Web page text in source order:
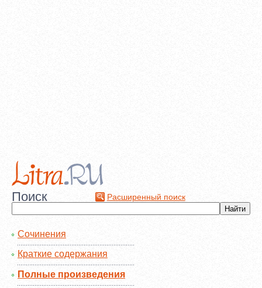
Поиск Расширенный поиск
Сочинения
Краткие содержания
Полные произведения